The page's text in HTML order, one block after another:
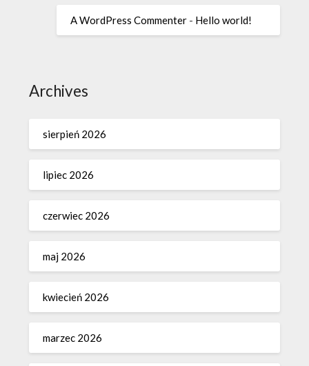
A WordPress Commenter - Hello world!
Archives
sierpień 2026
lipiec 2026
czerwiec 2026
maj 2026
kwiecień 2026
marzec 2026